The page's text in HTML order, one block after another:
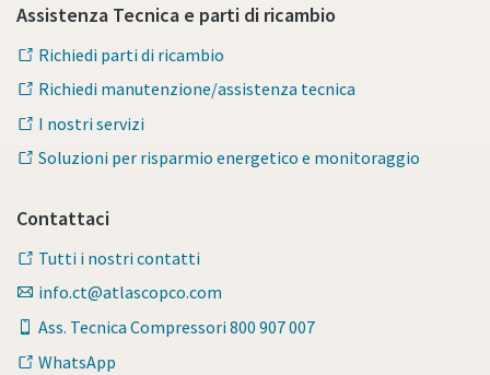
Tutto ciò che devi sapere sul tuo processo di
Scopri come creare un processo di trasporto pneumatico
più efficiente.
Per saperne di più
Assistenza Tecnica e parti di ricambio
Richiedi parti di ricambio
Richiedi manutenzione/assistenza tecnica
I nostri servizi
Soluzioni per risparmio energetico e monitoraggio
Contattaci
Tutti i nostri contatti
info.ct@atlascopco.com
Ass. Tecnica Compressori 800 907 007
WhatsApp